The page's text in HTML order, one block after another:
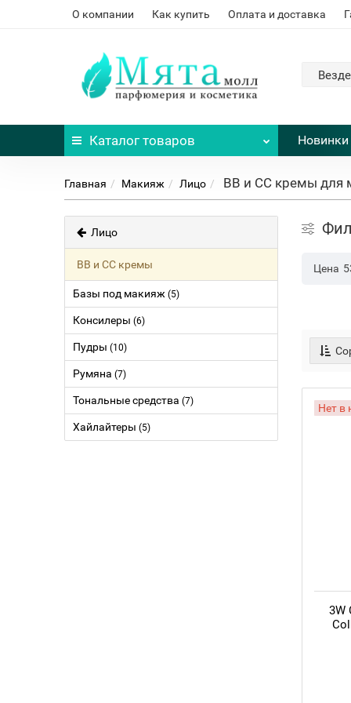
О компании Как купить Оплата и доставка
Везде
Каталог товаров Новинки
Главная Макияж Лицо BB и CC кремы для
Лицо
BB и CC кремы
Базы под макияж(5)
Консилеры(6)
Пудры(10)
Румяна(7)
Тональные средства(7)
Хайлайтеры(5)
Цена
Нет в
3W